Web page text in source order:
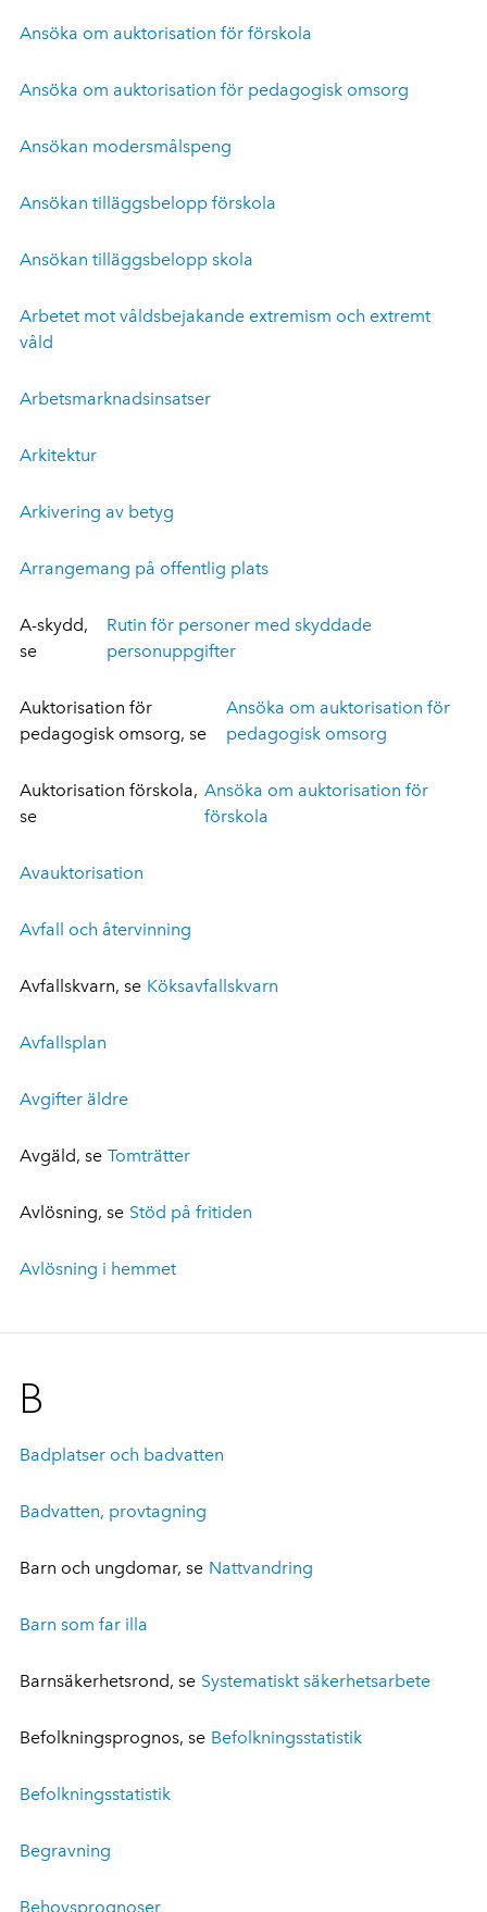
Ansöka om auktorisation för förskola
Ansöka om auktorisation för pedagogisk omsorg
Ansökan modersmålspeng
Ansökan tilläggsbelopp förskola
Ansökan tilläggsbelopp skola
Arbetet mot våldsbejakande extremism och extremt
våld
Arbetsmarknadsinsatser
Arkitektur
Arkivering av betyg
Arrangemang på offentlig plats
A-skydd,
se
Rutin för personer med skyddade
personuppgifter
Auktorisation för
pedagogisk omsorg, se
Ansöka om auktorisation för
pedagogisk omsorg
Auktorisation förskola,
se
Ansöka om auktorisation för
förskola
Avauktorisation
Avfall och återvinning
Avfallskvarn, se Köksavfallskvarn
Avfallsplan
Avgifter äldre
Avgäld, se Tomträtter
Avlösning, se Stöd på fritiden
Avlösning i hemmet
B
Badplatser och badvatten
Badvatten, provtagning
Barn och ungdomar, se Nattvandring
Barn som far illa
Barnsäkerhetsrond, se Systematiskt säkerhetsarbete
Befolkningsprognos, se Befolkningsstatistik
Befolkningsstatistik
Begravning
Behovsprognoser